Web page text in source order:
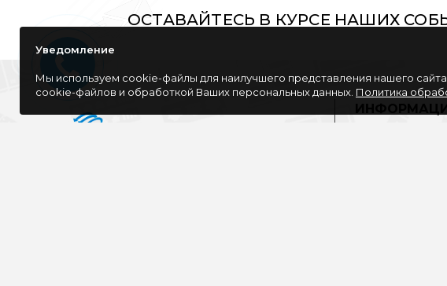
ОСТАВАЙТЕСЬ В КУРСЕ НАШИХ
Уведомление
Мы используем cookie-файлы для наилучшего представления нашего
cookie-файлов и обработкой Ваших персональных данных. Политика